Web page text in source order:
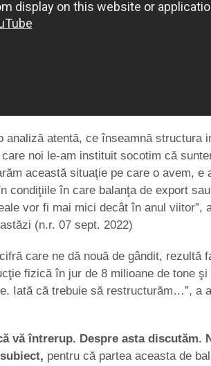
analiză atentă, ce înseamnă structura
noi le-am instituit socotim că
această situaţie pe care o avem, e
condiţiile în care balanţa de export
vor fi mai mici decât în anul viitor”,
(n.r. 07 sept. 2022)
care ne dă nouă de gândit, rezultă
fizică în jur de 8 milioane de tone şi
Iată că trebuie să restructurăm…”, a
vă întrerup. Despre asta discutăm.
pentru că partea aceasta de